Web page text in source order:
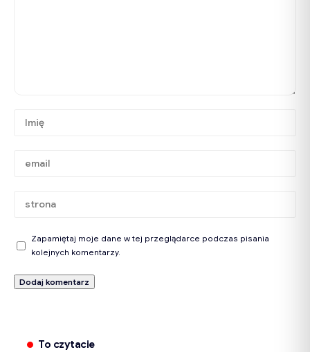
Zapamiętaj moje dane w tej przeglądarce podczas pisania
kolejnych komentarzy.
To czytacie